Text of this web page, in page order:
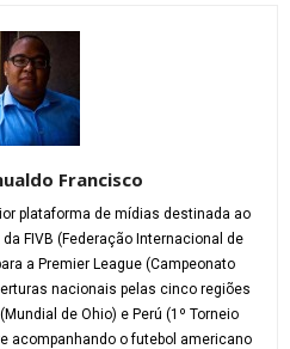
Francisco
plataforma de mídias destinada ao
FIVB (Federação Internacional de
a Premier League (Campeonato
nacionais pelas cinco regiões
de Ohio) e Perú (1º Torneio
acompanhando o futebol americano